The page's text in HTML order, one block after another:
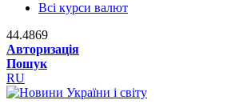
Всі курси валют
44.4869
Авторизація
Пошук
RU